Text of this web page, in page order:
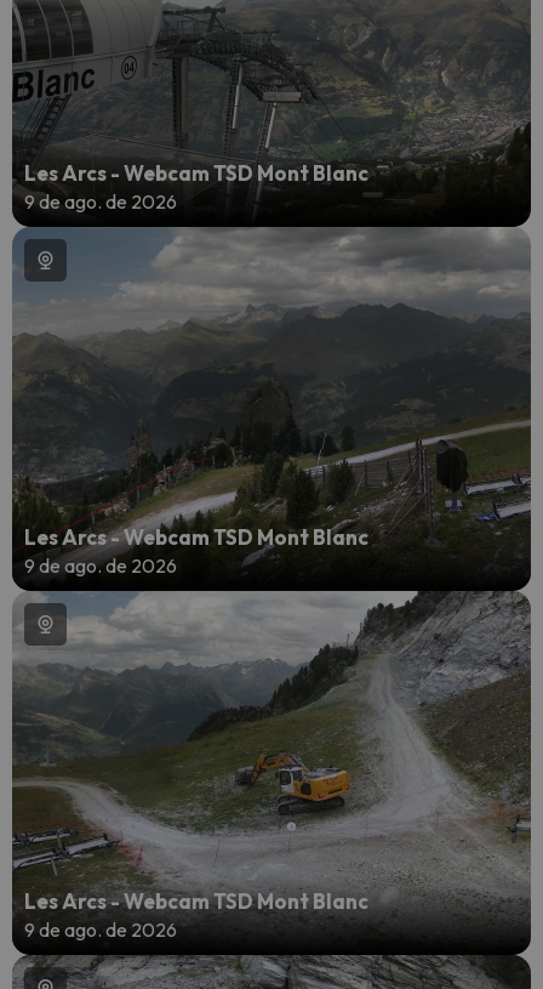
Les Arcs - Webcam TSD Mont Blanc
9 de ago. de 2026
Les Arcs - Webcam TSD Mont Blanc
9 de ago. de 2026
Les Arcs - Webcam TSD Mont Blanc
9 de ago. de 2026